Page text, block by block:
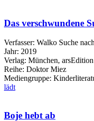
Das verschwundene
Verfasser: Walko Suche
Jahr: 2019
Verlag: München, arsEdition
Reihe: Doktor Miez
Mediengruppe:
lädt
Boje hebt ab